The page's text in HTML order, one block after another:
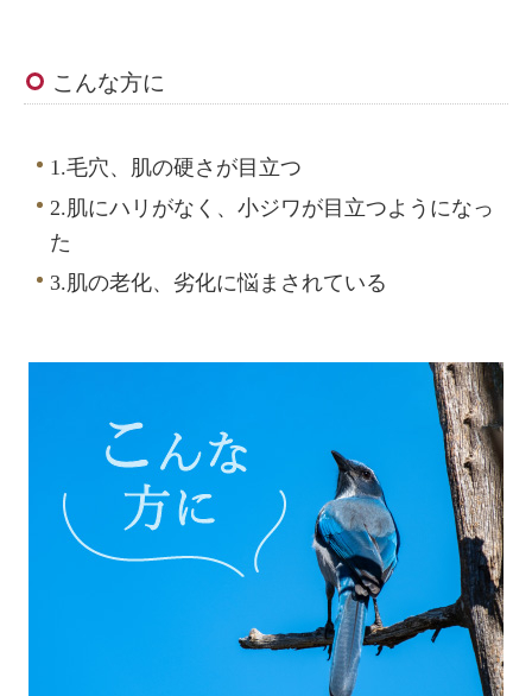
こんな方に
1.毛穴、肌の硬さが目立つ
2.肌にハリがなく、小ジワが目立つようになっ
た
3.肌の老化、劣化に悩まされている